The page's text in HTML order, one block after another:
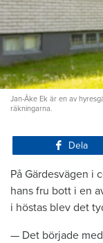
Jan-Åke Ek är en av
räkningarna.
Dela
På Gärdesvägen i
hans fru bott i en
i höstas blev det
— Det började